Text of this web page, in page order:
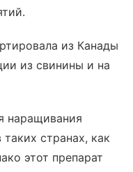
из Канады
из свинины и на
наращивания
странах, как
этот препарат